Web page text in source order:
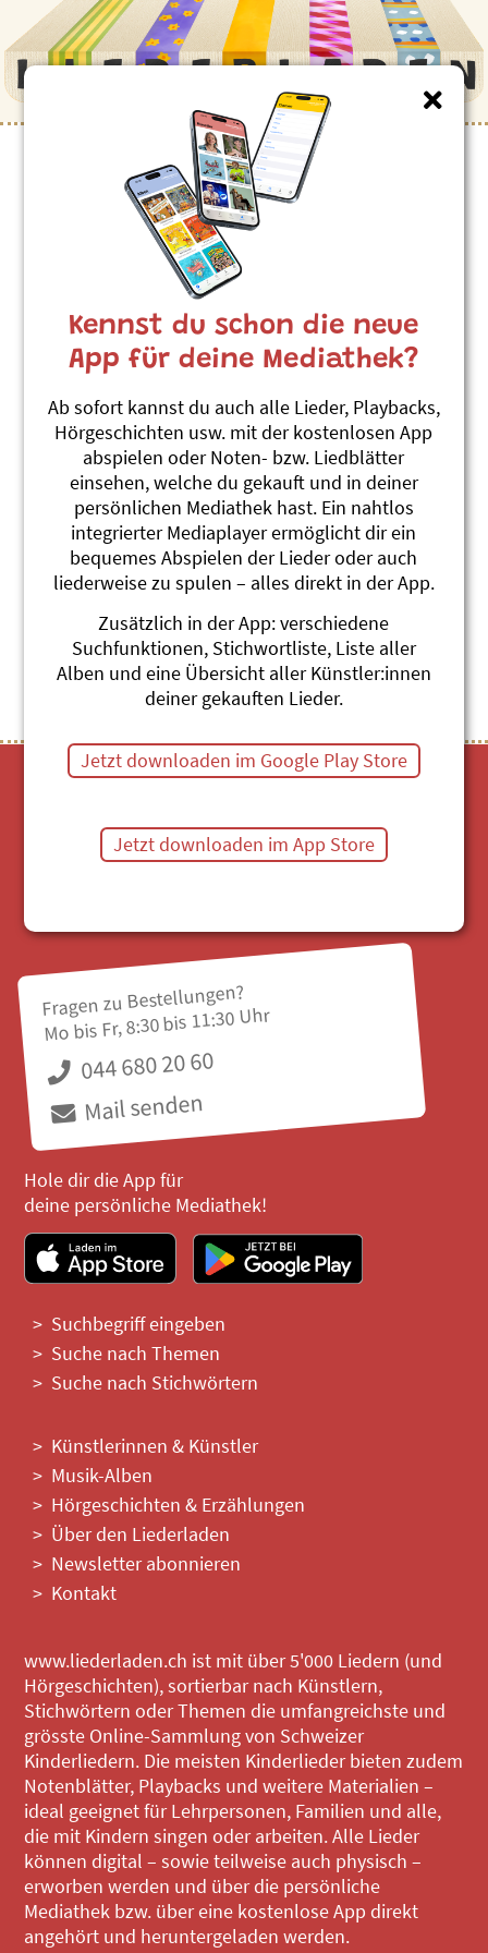
Kinderlieder zum Thema
”Kaminfeger”
Baduseli, Badäseli
Dominique Huber
Luschtigi & gschaffigi Liedli
#Kaminfeger #Beruf #Volkslied
Chämifäger, schwarze Ma
Dominique Huber
Luschtigi & gschaffigi Liedli
#Kaminfeger #Beruf #Volkslied
De Sämi Chämifäger
Andrew Bond
Monschterjäger und anderi Brüef
#Beruf #Glück #Kaminfeger
Themenübersicht Stichwörter A-Z
Fragen zu Bestellungen?
Mo bis Fr, 8:30 bis 11:30 Uhr
044 680 20 60
Mail senden
Hole dir die App für
deine persönliche Mediathek!
Suchbegriff eingeben
Suche nach Themen
Suche nach Stichwörtern
Künstlerinnen & Künstler
Musik-Alben
Hörgeschichten & Erzählungen
Über den Liederladen
Newsletter abonnieren
Kontakt
www.liederladen.ch ist mit über 5'000 Liedern (und
Hörgeschichten), sortierbar nach Künstlern,
Stichwörtern oder Themen die umfangreichste und
grösste Online-Sammlung von Schweizer
Kinderliedern. Die meisten Kinderlieder bieten zudem
Notenblätter, Playbacks und weitere Materialien –
ideal geeignet für Lehrpersonen, Familien und alle,
die mit Kindern singen oder arbeiten. Alle Lieder
können digital – sowie teilweise auch physisch –
erworben werden und über die persönliche
Mediathek bzw. über eine kostenlose App direkt
angehört und heruntergeladen werden.
Kennst du schon die neue
App für deine Mediathek?
Ab sofort kannst du auch alle Lieder, Playbacks,
Hörgeschichten usw. mit der kostenlosen App
abspielen oder Noten- bzw. Liedblätter
einsehen, welche du gekauft und in deiner
persönlichen Mediathek hast. Ein nahtlos
integrierter Mediaplayer ermöglicht dir ein
bequemes Abspielen der Lieder oder auch
liederweise zu spulen – alles direkt in der App.
Zusätzlich in der App: verschiedene
Suchfunktionen, Stichwortliste, Liste aller
Alben und eine Übersicht aller Künstler:innen
deiner gekauften Lieder.
Jetzt downloaden im Google Play Store
Jetzt downloaden im App Store